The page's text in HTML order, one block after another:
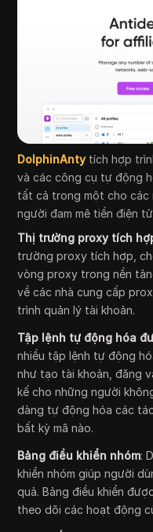
DolphinAntytích hợp
và các công cụ tự động
tất cả trong một cho các
người đam mê tiền điện
Thị trường proxy tích
trường proxy tích hợp,
vòng proxy trong nền
về các nhà cung cấp
trình quản lý tài khoản.
Tập lệnh tự động hóa
nhiều tập lệnh tự động
như tạo tài khoản, đăng
kế cho những người
dàng tự động hóa các
bất kỳ mã nào.
Bảng điều khiển nhóm:
khiển nhóm giúp người
quả. Bảng điều khiển
theo dõi các hoạt động